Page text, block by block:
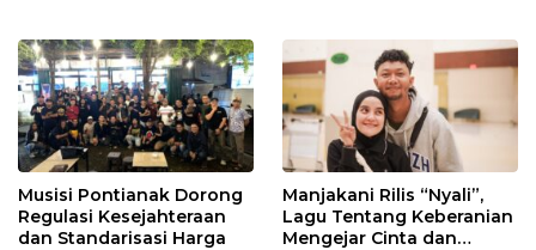
Musisi Pontianak Dorong
Regulasi Kesejahteraan
dan Standarisasi Harga
Manjakani Rilis “Nyali”,
Lagu Tentang Keberanian
Mengejar Cinta dan